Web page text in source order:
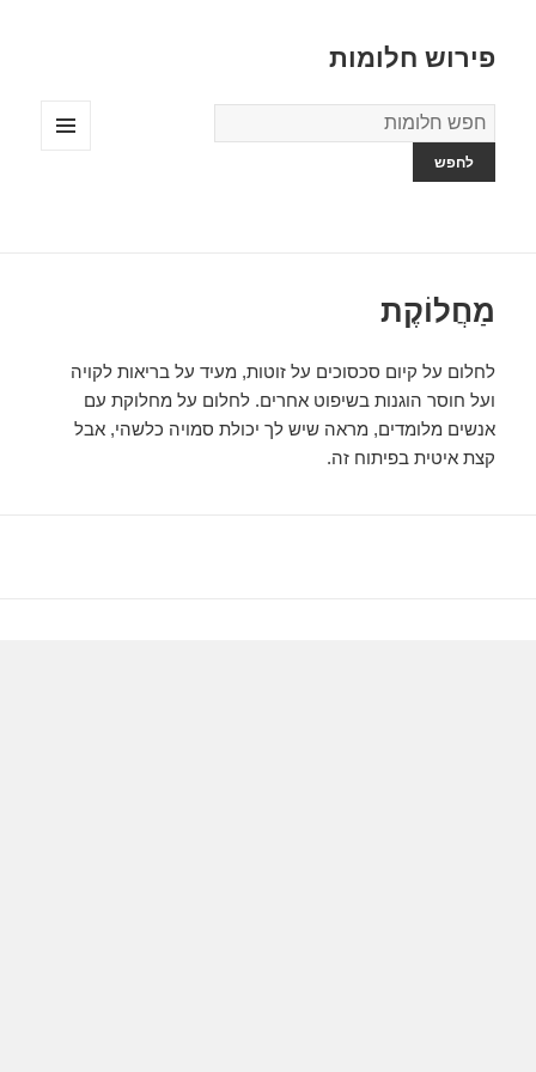
פירוש חלומות
מילון
החלומות
מַחֲלוֹקֶת
לחלום על קיום סכסוכים על זוטות, מעיד על בריאות לקויה
ועל חוסר הוגנות בשיפוט אחרים. לחלום על מחלוקת עם
אנשים מלומדים, מראה שיש לך יכולת סמויה כלשהי, אבל
קצת איטית בפיתוח זה.